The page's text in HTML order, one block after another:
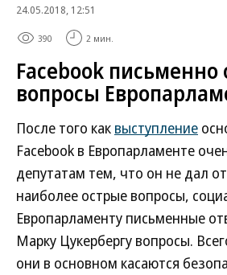
24.05.2018, 12:51
390 2 мин.
Facebook письменно
вопросы
После того как выступление
Facebook в Европарламенте
депутатам тем, что он не дал
наиболее острые вопросы,
Европарламенту письменные
Марку Цукербергу вопросы.
они в основном касаются